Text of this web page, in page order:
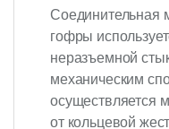
Соединительная
гофры
неразъемной
механическим
осуществляется
от кольцевой